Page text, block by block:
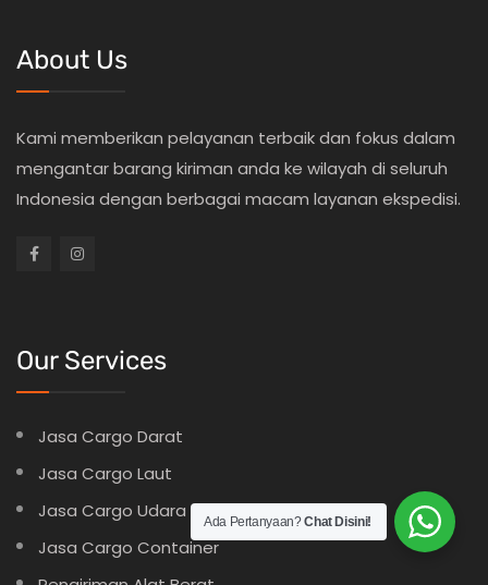
About Us
Kami memberikan pelayanan terbaik dan fokus dalam
mengantar barang kiriman anda ke wilayah di seluruh
Indonesia dengan berbagai macam layanan ekspedisi.
Our Services
Jasa Cargo Darat
Jasa Cargo Laut
Jasa Cargo Udara
Jasa Cargo Container
Ada Pertanyaan?Chat Disini!